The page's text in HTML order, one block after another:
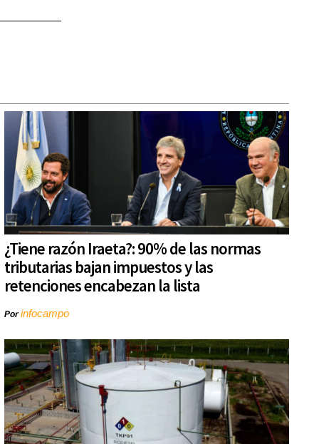
¿Tiene razón Iraeta?: 90% de las normas
tributarias bajan impuestos y las
retenciones encabezan la lista
Porinfocampo